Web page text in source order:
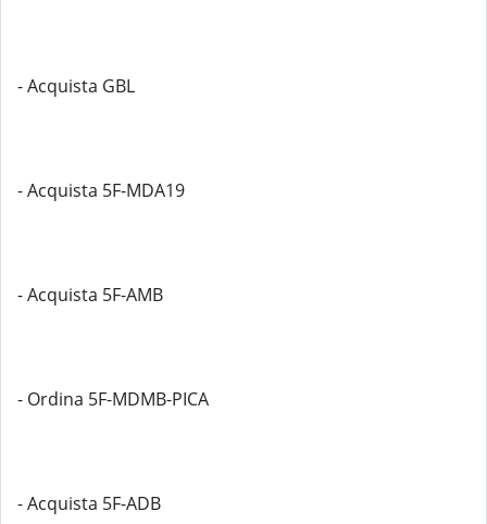
- Acquista GBL
- Acquista 5F-MDA19
- Acquista 5F-AMB
- Ordina 5F-MDMB-PICA
- Acquista 5F-ADB